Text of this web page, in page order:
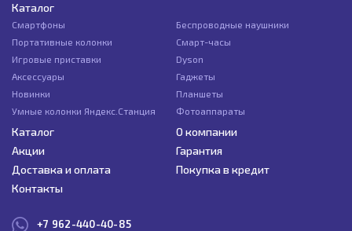
Каталог
Смартфоны
Беспроводные наушники
Портативные колонки
Смарт-часы
Игровые приставки
Dyson
Аксессуары
Гаджеты
Новинки
Планшеты
Умные колонки Яндекс.Станция
Фотоаппараты
Каталог
О компании
Акции
Гарантия
Доставка и оплата
Покупка в кредит
Контакты
+7 962-440-40-85